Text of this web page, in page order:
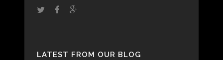
LATEST FROM OUR BLOG